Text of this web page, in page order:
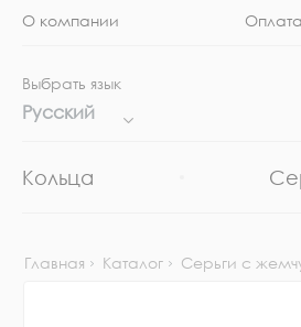
О компании
Выбрать язык
Русский
Кольца
Главная Каталог Серьги с